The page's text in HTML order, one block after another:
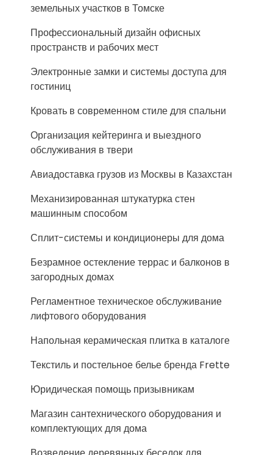
земельных участков в Томске
Профессиональный дизайн офисных
пространств и рабочих мест
Электронные замки и системы доступа для
гостиниц
Кровать в современном стиле для спальни
Организация кейтеринга и выездного
обслуживания в твери
Авиадоставка грузов из Москвы в Казахстан
Механизированная штукатурка стен
машинным способом
Сплит-системы и кондиционеры для дома
Безрамное остекление террас и балконов в
загородных домах
Регламентное техническое обслуживание
лифтового оборудования
Напольная керамическая плитка в каталоге
Текстиль и постельное белье бренда Frette
Юридическая помощь призывникам
Магазин сантехнического оборудования и
комплектующих для дома